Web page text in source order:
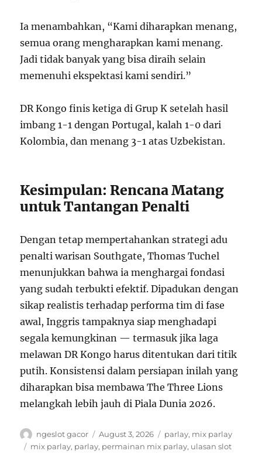
Ia menambahkan, “Kami diharapkan menang,
semua orang mengharapkan kami menang.
Jadi tidak banyak yang bisa diraih selain
memenuhi ekspektasi kami sendiri.”
DR Kongo finis ketiga di Grup K setelah hasil
imbang 1-1 dengan Portugal, kalah 1-0 dari
Kolombia, dan menang 3-1 atas Uzbekistan.
Kesimpulan: Rencana Matang
untuk Tantangan Penalti
Dengan tetap mempertahankan strategi adu
penalti warisan Southgate, Thomas Tuchel
menunjukkan bahwa ia menghargai fondasi
yang sudah terbukti efektif. Dipadukan dengan
sikap realistis terhadap performa tim di fase
awal, Inggris tampaknya siap menghadapi
segala kemungkinan — termasuk jika laga
melawan DR Kongo harus ditentukan dari titik
putih. Konsistensi dalam persiapan inilah yang
diharapkan bisa membawa The Three Lions
melangkah lebih jauh di Piala Dunia 2026.
A
u
ngeslot gacor
P
o
August 3, 2026
C
a
parlay, mix parlay
T
mix parlay, parlay, permainan mix parlay, ulasan slot